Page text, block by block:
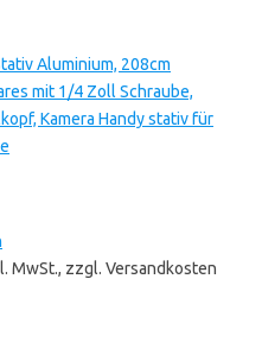
Aluminium, 208cm
mit 1/4 Zoll Schraube,
Kamera Handy stativ für
MwSt., zzgl. Versandkosten